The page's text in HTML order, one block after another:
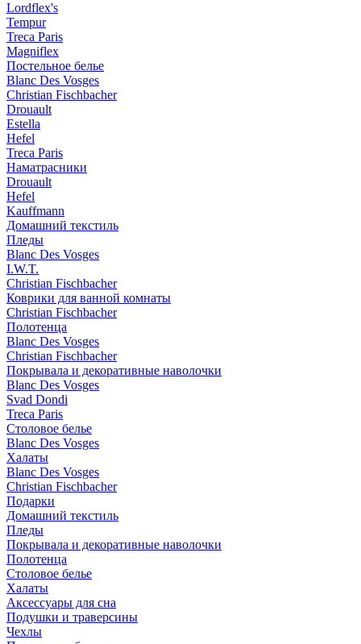
Lordflex's
Tempur
Treca Paris
Magniflex
Постельное белье
Blanc Des Vosges
Christian Fischbacher
Drouault
Estella
Hefel
Treca Paris
Наматрасники
Drouault
Hefel
Kauffmann
Домашний текстиль
Пледы
Blanc Des Vosges
I.W.T.
Christian Fischbacher
Коврики для ванной комнаты
Christian Fischbacher
Полотенца
Blanc Des Vosges
Christian Fischbacher
Покрывала и декоративные наволочки
Blanc Des Vosges
Svad Dondi
Treca Paris
Столовое белье
Blanc Des Vosges
Халаты
Blanc Des Vosges
Christian Fischbacher
Подарки
Домашний текстиль
Пледы
Покрывала и декоративные наволочки
Полотенца
Столовое белье
Халаты
Аксессуары для сна
Подушки и траверсины
Чехлы